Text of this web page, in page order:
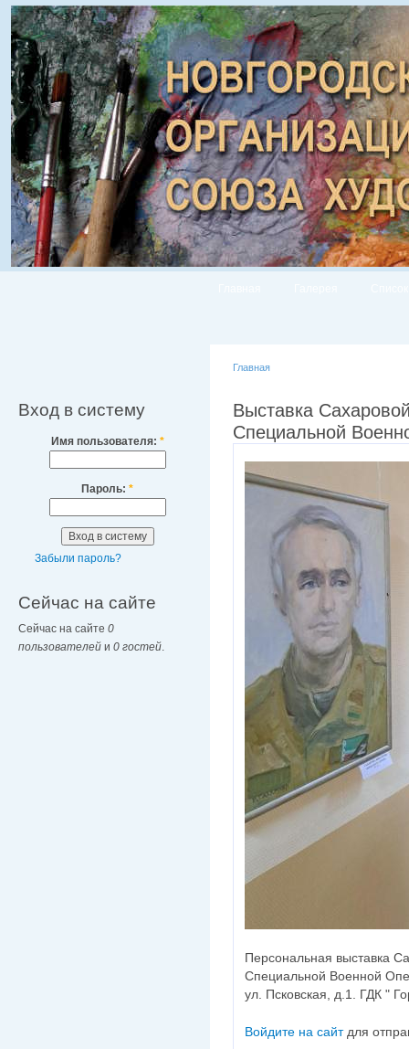
Вход в систему
Имя пользователя: *
Пароль: *
Забыли пароль?
Сейчас на сайте
Сейчас на сайте 0
пользователей и 0 гостей
Главная
Выставка
Специальной
Персональная выставка
Специальной Военной
ул. Псковская, д.1. ГДК "
Войдите на сайтдля